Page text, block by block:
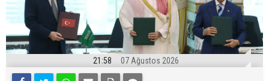
21:58 07 Ağustos 2026